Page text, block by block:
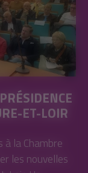
ET-LOIR
à la Chambre
les nouvelles